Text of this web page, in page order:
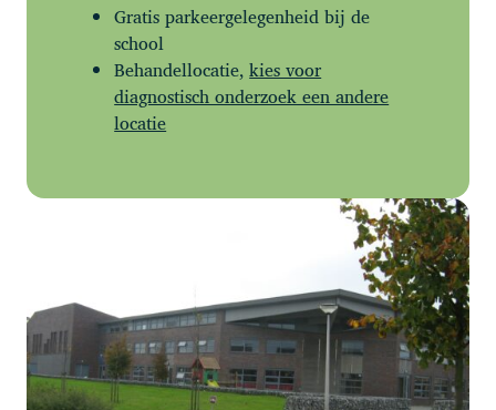
Gratis parkeergelegenheid bij de
school
Behandellocatie,kies voor
diagnostisch onderzoek een andere
locatie